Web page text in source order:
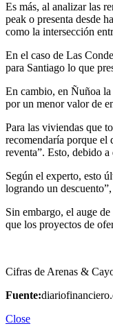
Es más, al analizar las
peak o presenta desde
como la intersección
En el caso de Las
para Santiago lo que
En cambio, en Ñuñoa
por un menor valor de
Para las viviendas que
recomendaría porque el
reventa”. Esto, debido
Según el experto, esto
logrando un
Sin embargo, el auge
que los proyectos de
Cifras de Arenas &
Fuente:
Close